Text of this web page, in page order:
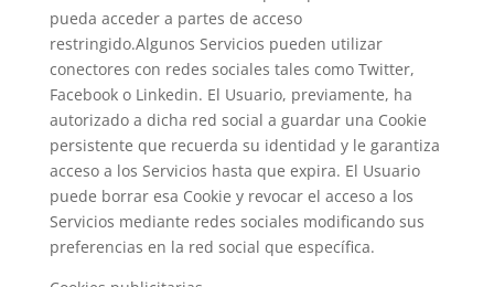
pueda acceder a partes de acceso
restringido.Algunos Servicios pueden utilizar
conectores con redes sociales tales como Twitter,
Facebook o Linkedin. El Usuario, previamente, ha
autorizado a dicha red social a guardar una Cookie
persistente que recuerda su identidad y le garantiza
acceso a los Servicios hasta que expira. El Usuario
puede borrar esa Cookie y revocar el acceso a los
Servicios mediante redes sociales modificando sus
preferencias en la red social que específica.